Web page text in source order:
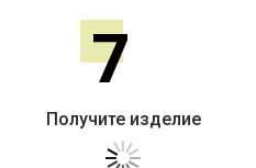
7
Получите изделие